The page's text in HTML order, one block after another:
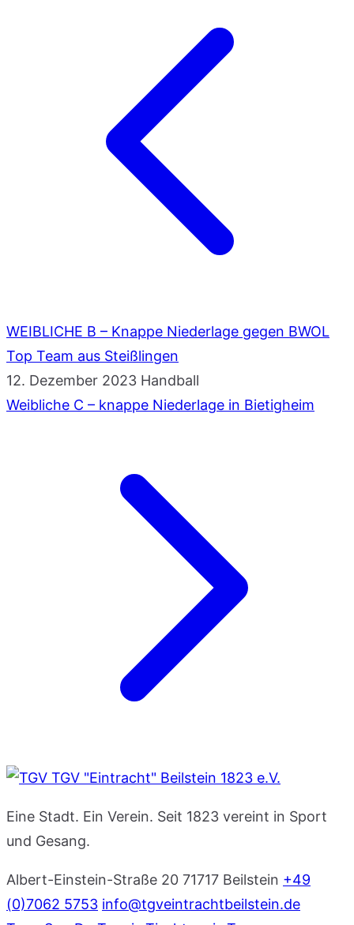
WEIBLICHE B – Knappe Niederlage gegen BWOL
Top Team aus Steißlingen
12. Dezember 2023 Handball
Weibliche C – knappe Niederlage in Bietigheim
TGV "Eintracht" Beilstein 1823 e.V.
Eine Stadt. Ein Verein. Seit 1823 vereint in Sport
und Gesang.
Albert-Einstein-Straße 20 71717 Beilstein +49
(0)7062 5753 info@tgveintrachtbeilstein.de